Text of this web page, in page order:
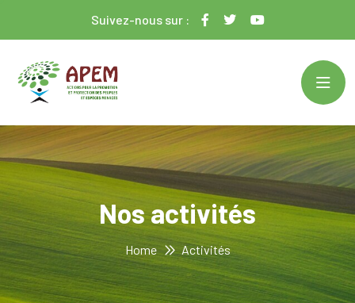
Suivez-nous sur :
Nos activités
Home Activités